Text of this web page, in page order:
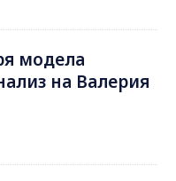
модела
на Валерия